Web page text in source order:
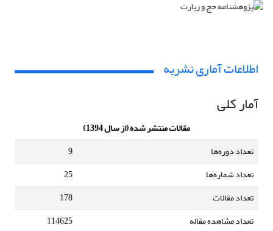
اطلاعات آماری نشریه
آمار کلی
مقالات منتشر شده (از سال 1394)
تعداد دوره‌ها
9
تعداد شماره‌ها
25
تعداد مقالات
178
تعداد مشاهده مقاله
114625